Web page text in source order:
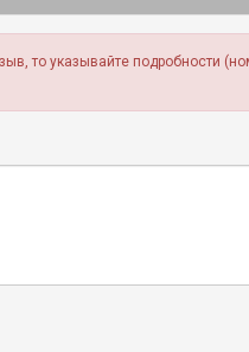
то указывайте подробности